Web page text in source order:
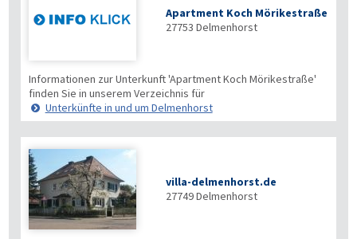
Apartment Koch Mörikestraße
27753 Delmenhorst
Informationen zur Unterkunft 'Apartment Koch Mörikestraße'
finden Sie in unserem Verzeichnis für
Unterkünfte in und um Delmenhorst
villa-delmenhorst.de
27749Delmenhorst